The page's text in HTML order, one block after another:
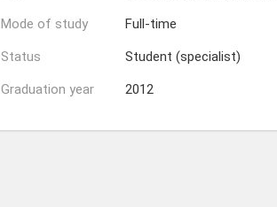
Mode of study Full-time
Status Student (specialist)
Graduation year 2012